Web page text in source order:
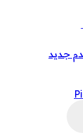
جديد